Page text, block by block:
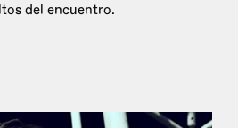
del encuentro.